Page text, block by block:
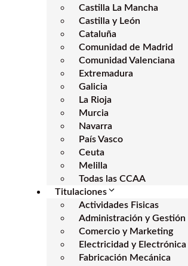
Castilla La Mancha
Castilla y León
Cataluña
Comunidad de Madrid
Comunidad Valenciana
Extremadura
Galicia
La Rioja
Murcia
Navarra
País Vasco
Ceuta
Melilla
Todas las CCAA
Titulaciones
Actividades Fisicas
Administración y Gestión
Comercio y Marketing
Electricidad y Electrónica
Fabricación Mecánica